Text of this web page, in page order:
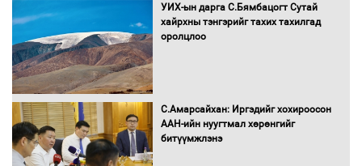
УИХ-ын дарга С.Бямбацогт Сутай
хайрхны тэнгэрийг тахих тахилгад
оролцлоо
С.Амарсайхан: Иргэдийг хохироосон
ААН-ийн нуугтмал хөрөнгийг
битүүмжлэнэ